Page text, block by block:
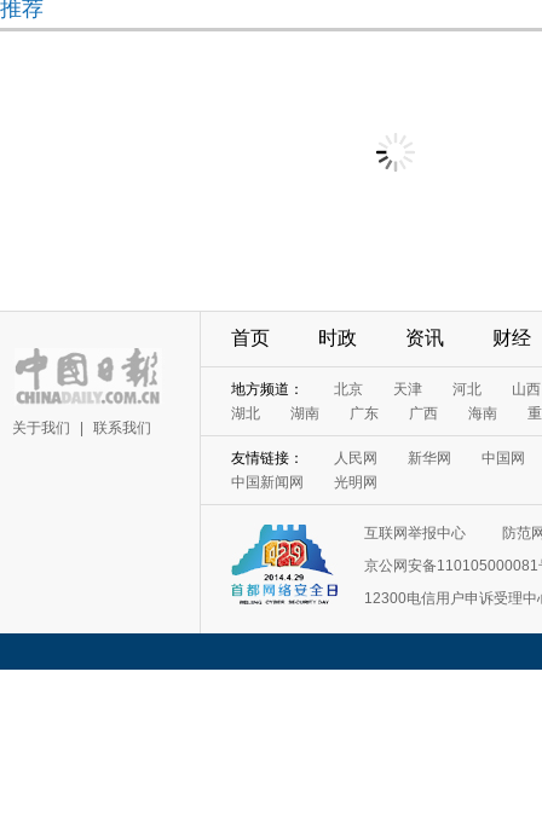
推荐
关于我们 联系我们
首页 时政 资讯 财经
地方频道： 北京 天津 河北
山西
湖北
湖南 广东 广西 海南
友情链接： 人民网 新华网
中国网
中国新闻网
光明网
互联网举报中心
防范
京公网安备110105000081
12300电信用户申诉受理中